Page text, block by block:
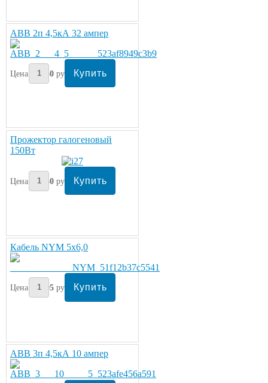
ABB 2п 4,5кА 32 ампер
Цена: 450руб/шт.
Прожектор галогеновый
150Вт
Цена: 450руб
Кабель NYM 5х6,0
Цена: 495руб/метр
ABB 3п 4,5кА 10 ампер